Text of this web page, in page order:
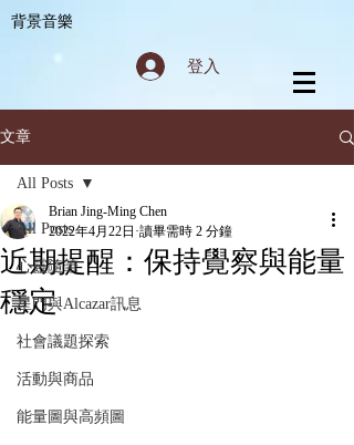
背景音樂
登入
文章
All Posts
心靈隨筆
星門與Alcazar訊息
社會議題探索
活動與商品
能量圖與高頻圖
All Posts
近期提醒：保持覺察與能量
穩定
Brian Jing-Ming Chen
2022年4月22日 讀畢需時 2 分鐘